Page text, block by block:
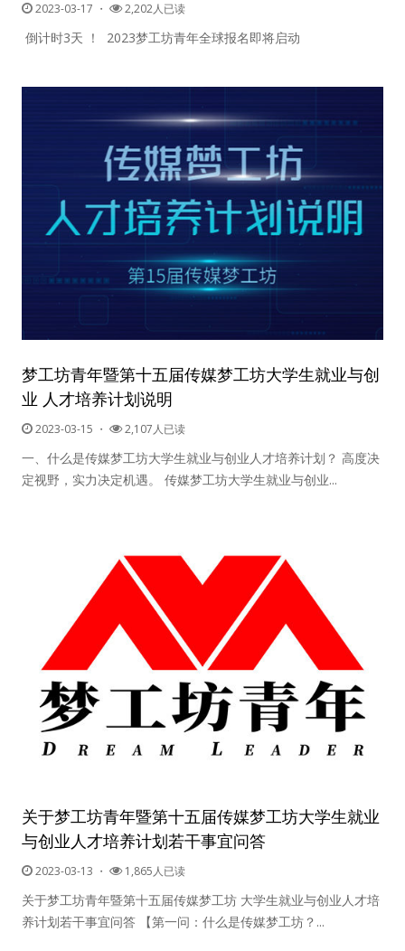
2023-03-17 ・ 2,202人已读
倒计时3天 ！ 2023梦工坊青年全球报名即将启动
梦工坊青年暨第十五届传媒梦工坊大学生就业与创
业 人才培养计划说明
2023-03-15 ・ 2,107人已读
一、什么是传媒梦工坊大学生就业与创业人才培养计划？ 高度决
定视野，实力决定机遇。 传媒梦工坊大学生就业与创业...
关于梦工坊青年暨第十五届传媒梦工坊大学生就业
与创业人才培养计划若干事宜问答
2023-03-13 ・ 1,865人已读
关于梦工坊青年暨第十五届传媒梦工坊 大学生就业与创业人才培
养计划若干事宜问答 【第一问：什么是传媒梦工坊？...